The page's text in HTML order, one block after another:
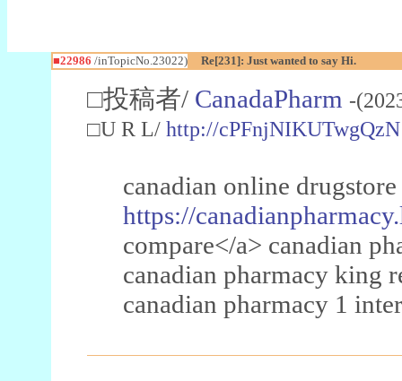
■22986 /inTopicNo.23022) Re[231]: Just wanted to say Hi.
□投稿者/ CanadaPharm -
□U R L/ http://cPFnjNIKUTwgQzN
canadian online
https://
compare</a> canadian
canadian pharmacy king
canadian pharmacy 1